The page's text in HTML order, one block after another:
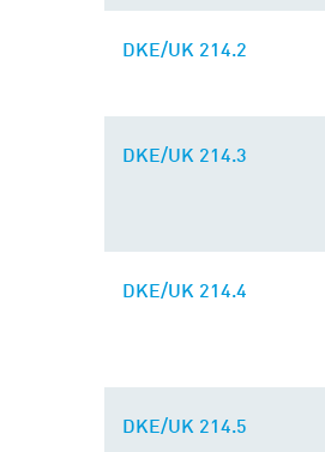
DKE/UK 214.2
DKE/UK 214.3
DKE/UK 214.4
DKE/UK 214.5